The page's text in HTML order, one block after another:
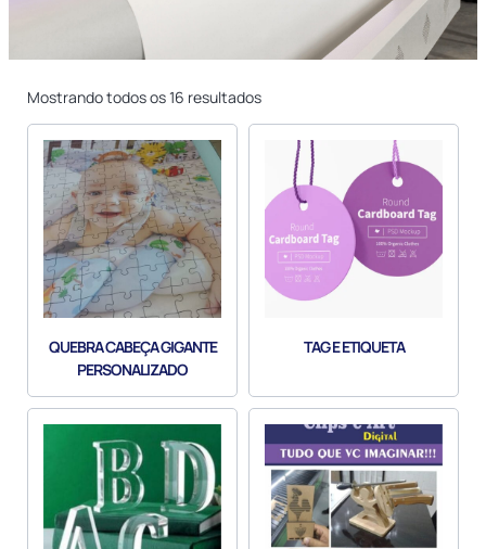
Mostrando todos os 16 resultados
QUEBRA CABEÇA GIGANTE
PERSONALIZADO
TAG E ETIQUETA